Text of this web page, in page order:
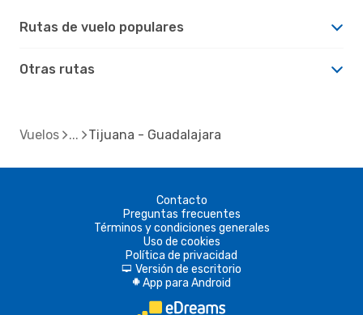
Rutas de vuelo populares
Otras rutas
Vuelos Tijuana - Guadalajara
Contacto
Preguntas frecuentes
Términos y condiciones generales
Uso de cookies
Política de privacidad
d Versión de escritorio
A App para Android